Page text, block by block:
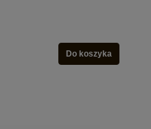
Do koszyka